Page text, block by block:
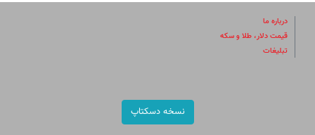
درباره ما
قیمت دلار، طلا و سکه
تبلیغات
نسخه دسکتاپ